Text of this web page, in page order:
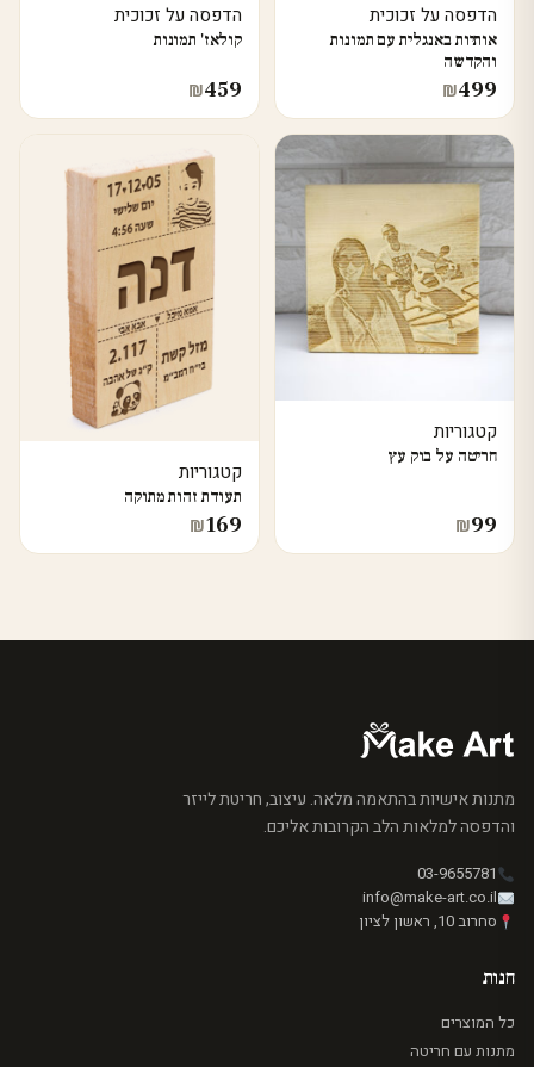
הדפסה על זכוכית
אותיות באנגלית עם תמונות
והקדשה
₪499
הדפסה על זכוכית
קולאז' תמונות
₪459
קטגוריות
חריטה על בוק עץ
₪99
קטגוריות
תעודת זהות מתוקה
₪169
מתנות אישיות בהתאמה מלאה. עיצוב, חריטת לייזר
והדפסה למלאות הלב הקרובות אליכם.
03-9655781
info@make-art.co.il
סחרוב 10, ראשון לציון
חנות
כל המוצרים
מתנות עם חריטה